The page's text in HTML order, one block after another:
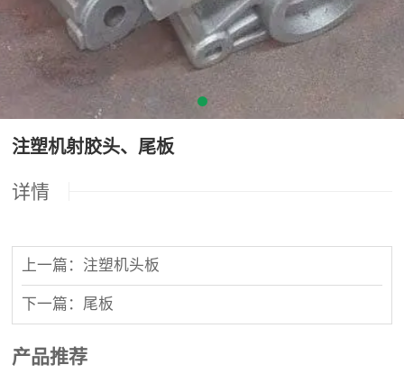
注塑机射胶头、尾板
详情
上一篇：注塑机头板
下一篇：尾板
产品推荐